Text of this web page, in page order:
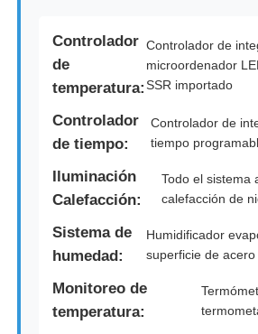
Controlador
de
temperatura:
Controlador de
microordenador
SSR importado
Controlador
de tiempo:
Controlador de
tiempo
Iluminación
Calefacción:
Todo el sistema
calefacción de
Sistema de
humedad:
Humidificador
superficie de acero
Monitoreo de
temperatura: